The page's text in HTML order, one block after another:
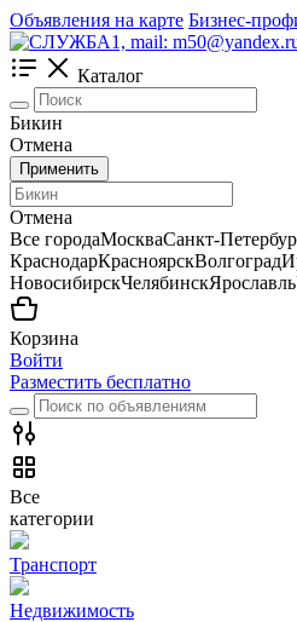
Объявления на карте Бизнес-
Каталог
Бикин
Отмена
Применить
Отмена
Все городаМоскваСанкт-
КраснодарКрасноярскВолгоград
НовосибирскЧелябинскЯрославль
Корзина
Войти
Разместить бесплатно
Все
категории
Транспорт
Недвижимость